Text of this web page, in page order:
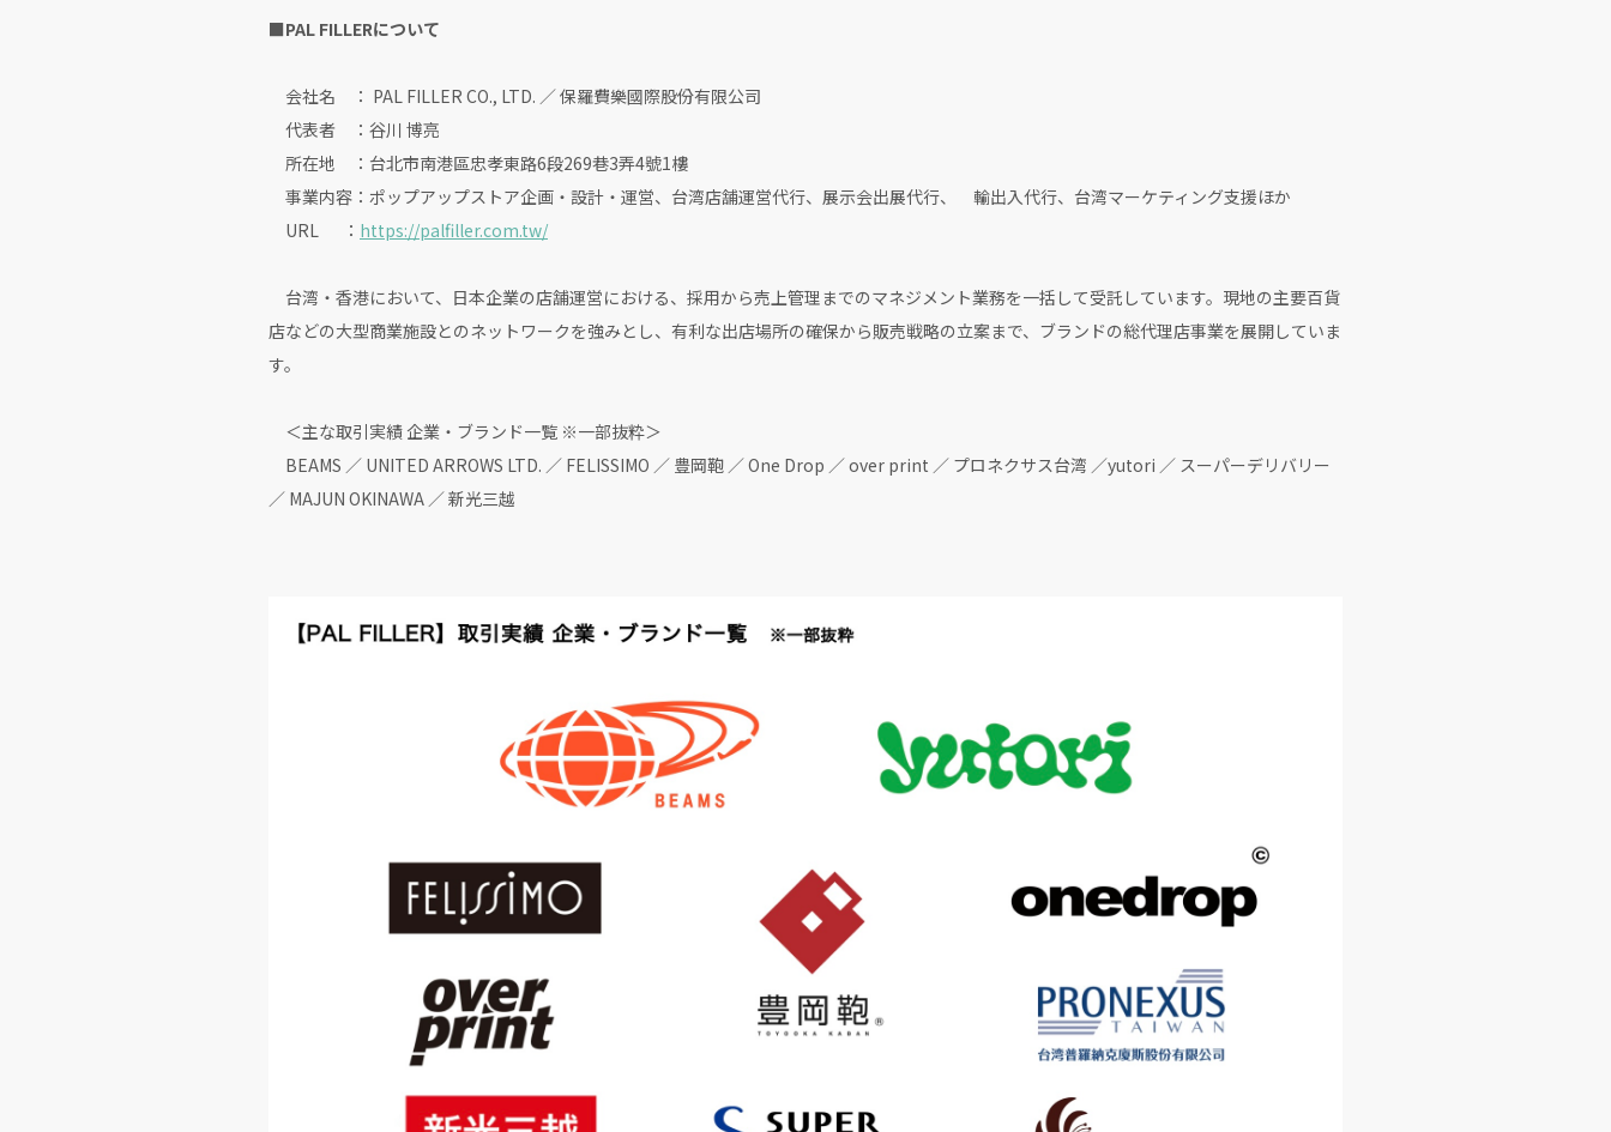
■PAL FILLERについて
会社名 ： PAL FILLER CO., LTD. ／ 保羅費樂國際股份有限公司
代表者 ：谷川 博亮
所在地 ：台北市南港區忠孝東路6段269巷3弄4號1樓
事業内容：ポップアップストア企画・設計・運営、台湾店舗運営代行、展示会出展代行、 輸出入代行、台湾マーケティング支援ほか
URL ： https://palfiller.com.tw/
台湾・香港において、日本企業の店舗運営における、採用から売上管理までのマネジメント業務を一括して受託しています。現地の主要百貨
店などの大型商業施設とのネットワークを強みとし、有利な出店場所の確保から販売戦略の立案まで、ブランドの総代理店事業を展開していま
す。
＜主な取引実績 企業・ブランド一覧 ※一部抜粋＞
BEAMS ／ UNITED ARROWS LTD. ／ FELISSIMO ／ 豊岡鞄 ／ One Drop ／ over print ／ プロネクサス台湾 ／yutori ／ スーパーデリバリー
／ MAJUN OKINAWA ／ 新光三越